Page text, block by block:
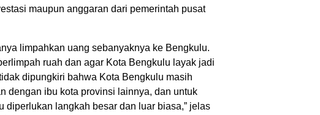
maupun anggaran dari pemerintah pusat
limpahkan uang sebanyaknya ke Bengkulu.
ruah dan agar Kota Bengkulu layak jadi
dipungkiri bahwa Kota Bengkulu masih
dengan ibu kota provinsi lainnya, dan untuk
diperlukan langkah besar dan luar biasa,” jelas